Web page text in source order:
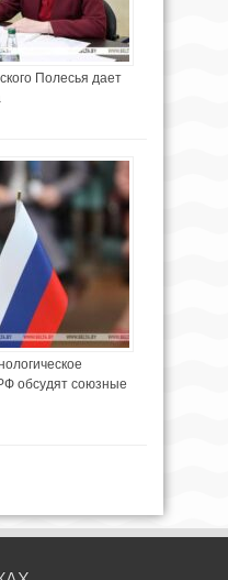
Полесья дает
обсудят союзные